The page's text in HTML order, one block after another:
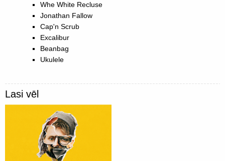
Whe White Recluse
Jonathan Fallow
Cap'n Scrub
Excalibur
Beanbag
Ukulele
Lasi vēl